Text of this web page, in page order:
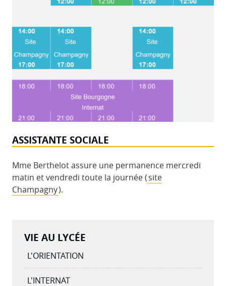
ASSISTANTE SOCIALE
Mme Berthelot assure une permanence mercredi
matin et vendredi toute la journée (site
Champagny).
VIE AU LYCÉE
L'ORIENTATION
L'INTERNAT